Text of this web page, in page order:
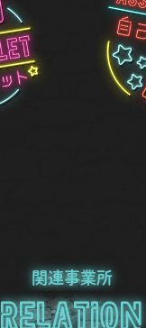
関連事業所
Relation